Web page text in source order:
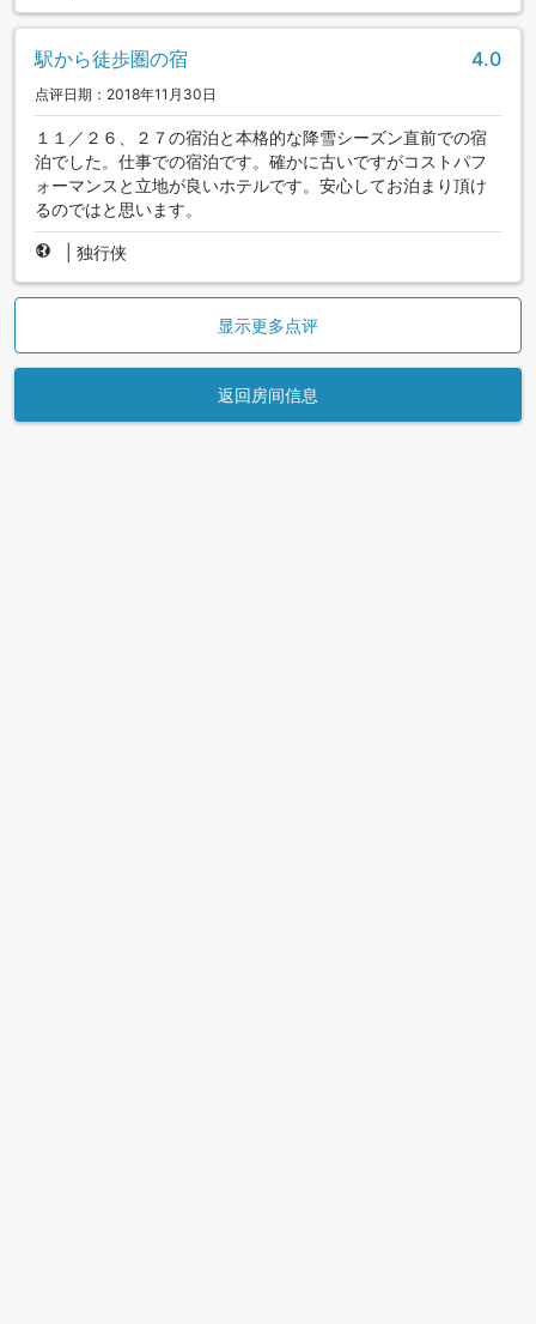
駅から徒歩圏の宿 4.0
点评日期：2018年11月30日
１１／２６、２７の宿泊と本格的な降雪シーズン直前での宿
泊でした。仕事での宿泊です。確かに古いですがコストパフ
ォーマンスと立地が良いホテルです。安心してお泊まり頂け
るのではと思います。
独行侠
显示更多点评
返回房间信息